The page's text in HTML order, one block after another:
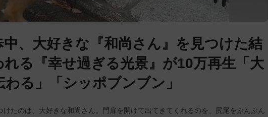
中、大好きな『和尚さん』を見つけた結
る『幸せ過ぎる光景』が10万再生「大
る」「シッポブンブン」
けたのは、大好きな和尚さん。門扉を開けて出てきてくれるのを、尻尾をぶんぶん